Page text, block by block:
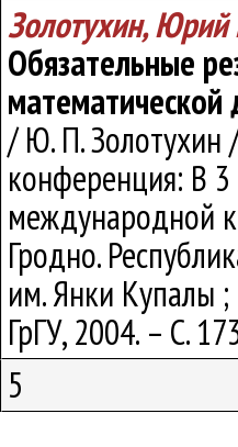
Золотухин,
Обязательные
математической
/ Ю. П. Золотухин
конференция: В
международной
Гродно.
им. Янки Купалы ;
ГрГУ, 2004. – С.
5